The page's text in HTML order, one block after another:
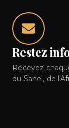
Restez
Recevez
du Sahel, de